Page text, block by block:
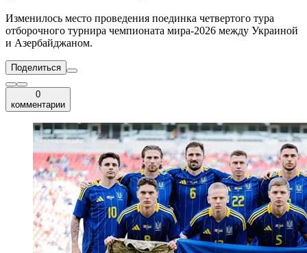
Изменилось место проведения поединка четвертого тура
отборочного турнира чемпионата мира-2026 между Украиной
и Азербайджаном.
Поделиться
0
комментарии